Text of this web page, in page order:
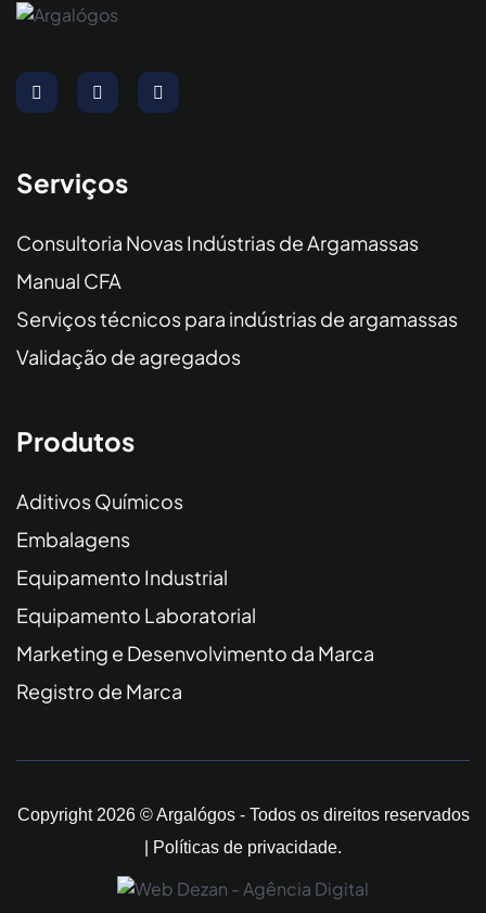
Serviços
Consultoria Novas Indústrias de Argamassas
Manual CFA
Serviços técnicos para indústrias de argamassas
Validação de agregados
Produtos
Aditivos Químicos
Embalagens
Equipamento Industrial
Equipamento Laboratorial
Marketing e Desenvolvimento da Marca
Registro de Marca
Copyright 2026 © Argalógos - Todos os direitos reservados
Políticas de privacidade.